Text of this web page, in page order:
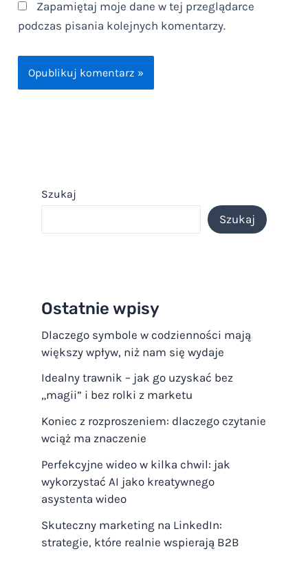
Zapamiętaj moje dane w tej przeglądarce
podczas pisania kolejnych komentarzy.
Szukaj
Szukaj
Ostatnie wpisy
Dlaczego symbole w codzienności mają
większy wpływ, niż nam się wydaje
Idealny trawnik – jak go uzyskać bez
„magii” i bez rolki z marketu
Koniec z rozproszeniem: dlaczego czytanie
wciąż ma znaczenie
Perfekcyjne wideo w kilka chwil: jak
wykorzystać AI jako kreatywnego
asystenta wideo
Skuteczny marketing na LinkedIn:
strategie, które realnie wspierają B2B